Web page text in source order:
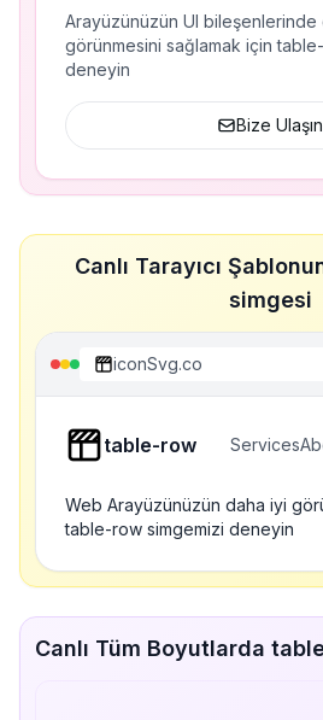
Arayüzünüzün UI bileşenlerinde
görünmesini sağlamak için
deneyin
Bize Ulaşın
Canlı Tarayıcı
simgesi
iconSvg.co
table-row Services
Web Arayüzünüzün daha iyi
table-row simgemizi deneyin
Canlı Tüm Boyutlarda